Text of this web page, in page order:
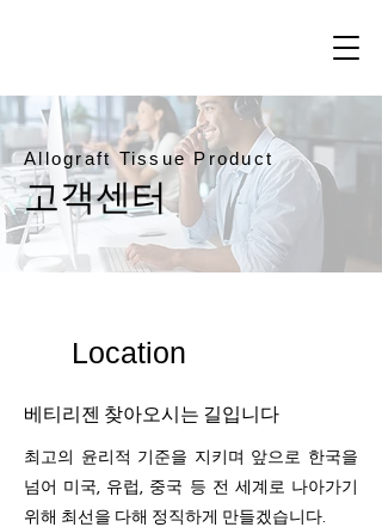
Allograft Tissue Product
​고객센터
Location
​베티리젠 찾아오시는 길입니다
최고의 윤리적 기준을 지키며 앞으로 한국을
넘어 미국, 유럽, 중국 등 전 세계로 나아가기
위해 최선을 다해 정직하게 만들겠습니다.